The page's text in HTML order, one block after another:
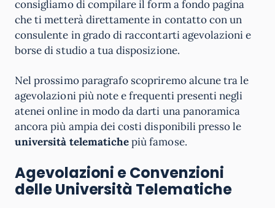
consigliamo di compilare il form a fondo pagina
che ti metterà direttamente in contatto con un
consulente in grado di raccontarti agevolazioni e
borse di studio a tua disposizione.
Nel prossimo paragrafo scopriremo alcune tra le
agevolazioni più note e frequenti presenti negli
atenei online in modo da darti una panoramica
ancora più ampia dei costi disponibili presso le
università telematichepiù famose.
Agevolazioni e Convenzioni
delle Università Telematiche